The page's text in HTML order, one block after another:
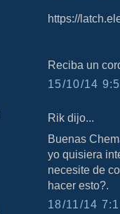
https://
Reciba un
15/10/14
Rik dijo...
Buenas
yo quisiera
necesite de
hacer esto?.
18/11/14